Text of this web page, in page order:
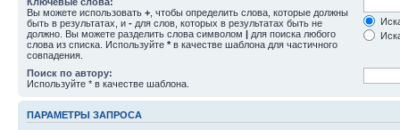
Вы можете использовать + , чтобы определить слова, которые должны
быть в результатах, и - для слов, которых в результатах быть не
должно. Вы можете разделить слова символом | для поиска любого
слова из списка. Используйте * в качестве шаблона для частичного
совпадения.
Поиск по автору:
Используйте * в качестве шаблона.
ПАРАМЕТРЫ ЗАПРОСА